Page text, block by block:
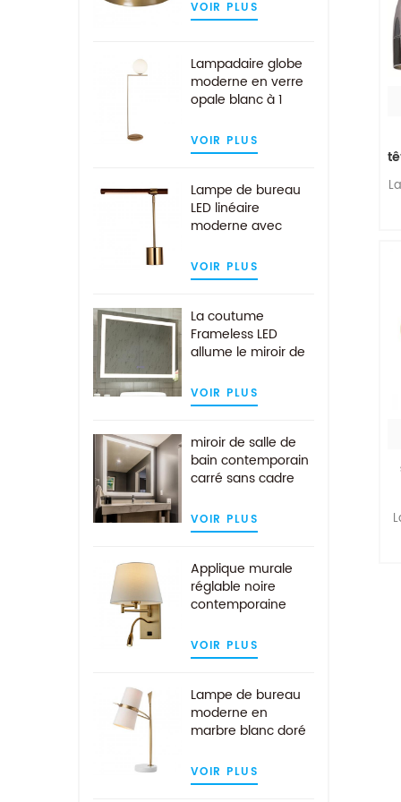
VOIR PLUS
Lampadaire globe
moderne en verre
opale blanc à 1
laiton
VOIR PLUS
Lampe de bureau
LED linéaire
moderne avec
de noyer en laiton
antique
VOIR PLUS
La coutume
Frameless LED
allume le miroir de
bains avec la
protection de
VOIR PLUS
miroir de salle de
bain contemporain
carré sans cadre
VOIR PLUS
Applique murale
réglable noire
contemporaine
lecture LED
VOIR PLUS
Lampe de bureau
moderne en
marbre blanc doré
tissu blanc
VOIR PLUS